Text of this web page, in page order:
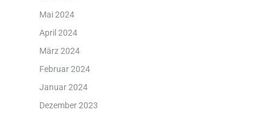
Mai 2024
April 2024
März 2024
Februar 2024
Januar 2024
Dezember 2023